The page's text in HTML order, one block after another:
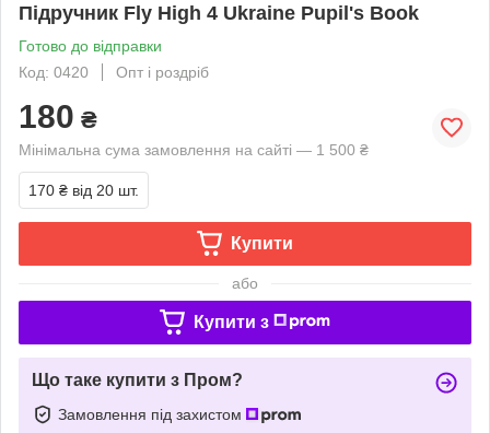
Підручник Fly High 4 Ukraine Pupil's Book
Готово до відправки
Код: 0420
Опт і роздріб
180 ₴
Мінімальна сума замовлення на сайті — 1 500 ₴
170 ₴ від 20 шт.
Купити
або
Купити з
Що таке купити з Пром?
Замовлення під захистом